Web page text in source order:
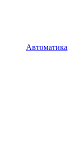
Автоматика